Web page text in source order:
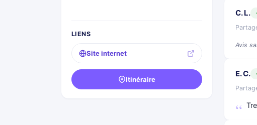
LIENS
Site internet
Itinéraire
C. L.
Avis
E. C.